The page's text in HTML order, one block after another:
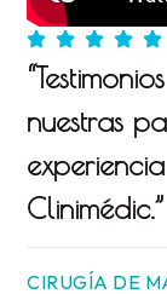
nuestras
Clinimédic.”
CIRUGÍA DE